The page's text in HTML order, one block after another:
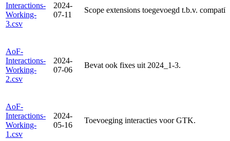
Interactions-
Working-
3.csv
2024-
07-11
Scope extensions toegevoegd t.b.v.
AoF-
Interactions-
Working-
2.csv
2024-
07-06
Bevat ook fixes uit 2024_1-3.
AoF-
Interactions-
Working-
1.csv
2024-
05-16
Toevoeging interacties voor GTK.